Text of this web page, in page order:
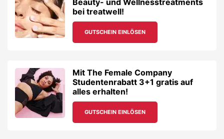
Beauty- und Wellnesstreatments
bei treatwell!
GUTSCHEIN EINLÖSEN
Mit The Female Company
Studentenrabatt 3+1 gratis auf
alles erhalten!
GUTSCHEIN EINLÖSEN